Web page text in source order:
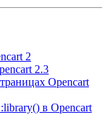
2
2.3
Opencart
в Opencart